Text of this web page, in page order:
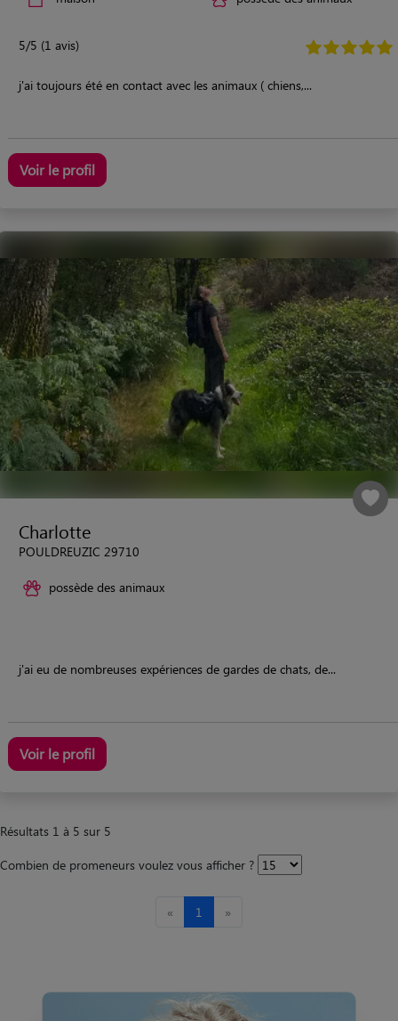
5/5 (1 avis)
j'ai toujours été en contact avec les animaux ( chiens,...
Voir le profil
Charlotte
POULDREUZIC 29710
possède des animaux
j'ai eu de nombreuses expériences de gardes de chats, de...
Voir le profil
Résultats 1 à 5 sur 5
Combien de promeneurs voulez vous afficher ?
« 1 »